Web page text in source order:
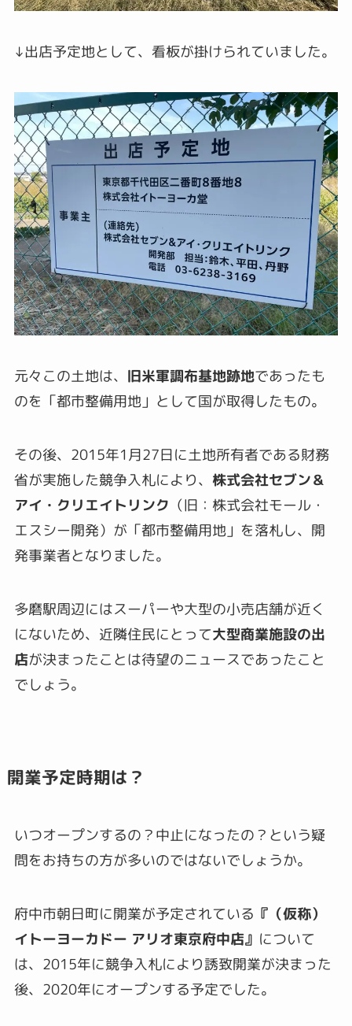
↓出店予定地として、看板が掛けられていました。
元々この土地は、 旧米軍調布基地跡地であったも
のを「都市整備用地」として国が取得したもの。
その後、2015年1月27日に土地所有者である財務
省が実施した競争入札により、 株式会社セブン＆
アイ・クリエイトリンク （旧：株式会社モール・
エスシー開発）が「都市整備用地」を落札し、開
発事業者となりました。
多磨駅周辺にはスーパーや大型の小売店舗が近く
にないため、近隣住民にとって大型商業施設の出
店が決まったことは待望のニュースであったこと
でしょう。
開業予定時期は？
いつオープンするの？中止になったの？という疑
問をお持ちの方が多いのではないでしょうか。
府中市朝日町に開業が予定されている 『（仮称）
イトーヨーカドー アリオ東京府中店』 について
は、2015年に競争入札により誘致開業が決まった
後、2020年にオープンする予定でした。